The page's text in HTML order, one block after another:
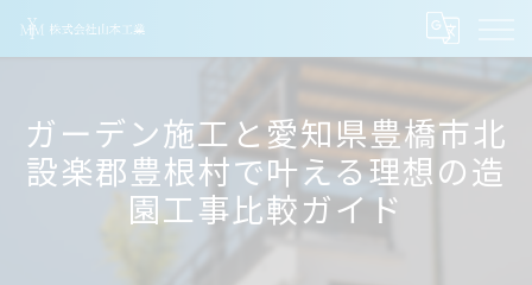
ガーデン施工と愛知県豊橋市北
設楽郡豊根村で叶える理想の造
園工事比較ガイド